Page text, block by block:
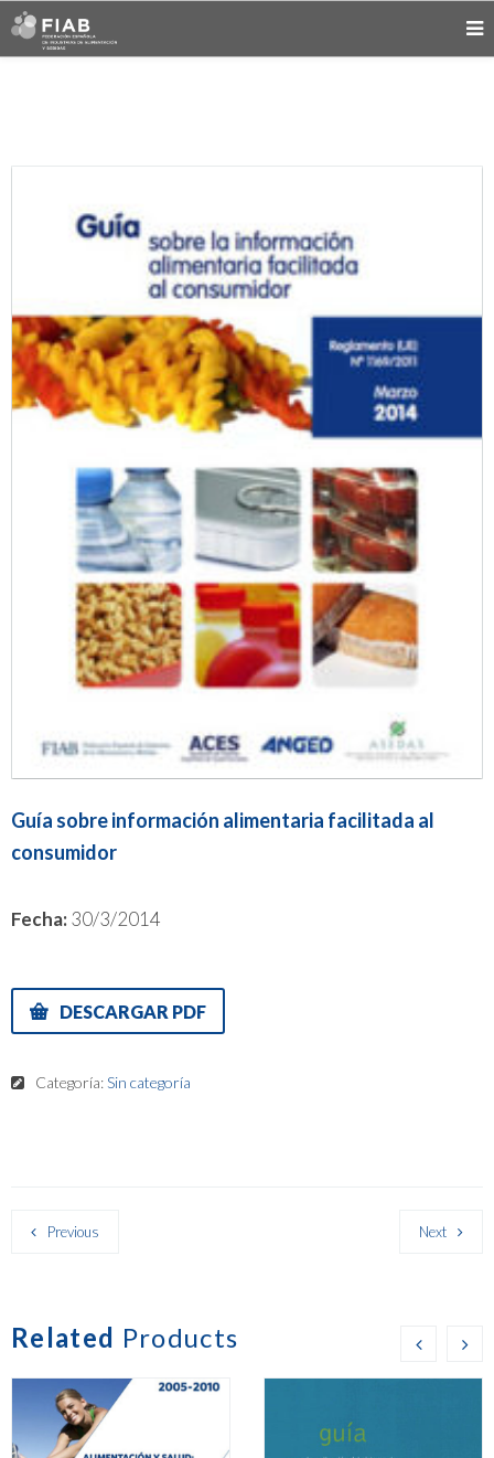
Guía sobre información alimentaria facilitada al
consumidor
Fecha:30/3/2014
DESCARGAR PDF
Categoría:Sin categoría
Previous Next
Related Products